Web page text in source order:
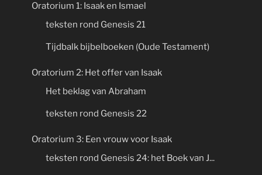
Oratorium 1: Isaak en Ismael
teksten rond Genesis 21
Tijdbalk bijbelboeken (Oude Testament)
Oratorium 2: Het offer van Isaak
Het beklag van Abraham
teksten rond Genesis 22
Oratorium 3: Een vrouw voor Isaak
teksten rond Genesis 24: het Boek van J...